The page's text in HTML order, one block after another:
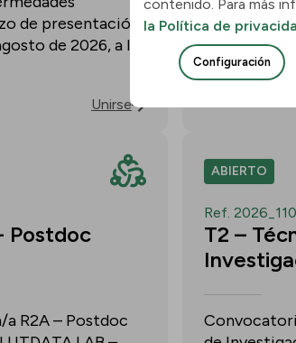
de presentación
de 2026, a las
Unirse
Multilingual
Research
2026, 15:00
Postdoc
R2A – Postdoc
ABIERTO
Ref. 2026_110
T2 –
contenido. Para más
la Política de
Configuración